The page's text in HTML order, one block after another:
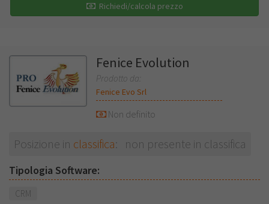
Richiedi/calcola prezzo
Fenice Evolution
Prodotto da:
Fenice Evo Srl
Non definito
Posizione in classifica: non presente in classifica
Tipologia Software:
CRM